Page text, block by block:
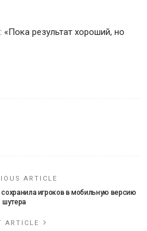
ARTICLE
сохранила игроков в мобильную версию
шутера
ARTICLE